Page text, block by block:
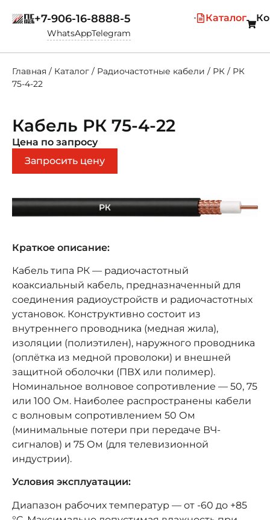
Каталог
+7-906-16-8888-5
WhatsAppTelegram
Главная / Каталог / Радиочастотные кабели / РК / РК
75-4-22
Кабель РК 75-4-22
Цена по запросу
Запросить цену
Краткое описание:
Кабель типа РК — радиочастотный
коаксиальный кабель, предназначенный для
соединения радиоустройств и радиочастотных
установок. Конструктивно состоит из
внутреннего проводника (медная жила),
изоляции (полиэтилен), наружного проводника
(оплётка из медной проволоки) и внешней
защитной оболочки (ПВХ или полимер).
Номинальное волновое сопротивление — 50, 75
или 100 Ом. Наиболее распространены кабели
с волновым сопротивлением 50 Ом
(минимальные потери при передаче ВЧ-
сигналов) и 75 Ом (для телевизионной
индустрии).
Условия эксплуатации:
Диапазон рабочих температур — от -60 до +85